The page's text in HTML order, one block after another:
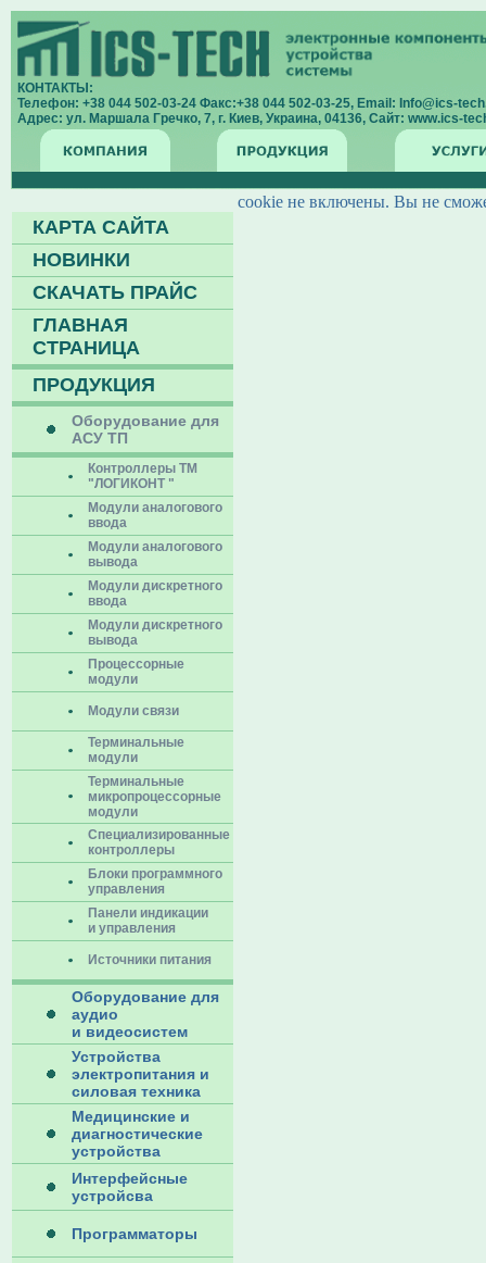
КОНТАКТЫ:
Телефон: +38 044 502-03-24 Факс:+38 044 502-03-25, Email: Info@ics-
Адрес: ул. Маршала Гречко, 7, г. Киев, Украина, 04136, Сайт: www.ics-
КАРТА САЙТА
НОВИНКИ
СКАЧАТЬ ПРАЙС
ГЛАВНАЯ
СТРАНИЦА
ПРОДУКЦИЯ
Оборудование для
АСУ ТП
Контроллеры ТМ
"ЛОГИКОНТ "
Модули аналогового
ввода
Модули аналогового
вывода
Модули дискретного
ввода
Модули дискретного
вывода
Процессорные
модули
Модули связи
Терминальные
модули
Терминальные
микропроцессорные
модули
Специализированные
контроллеры
Блоки программного
управления
Панели индикации
и управления
Источники питания
Оборудование для
аудио
и видеосистем
Устройства
электропитания и
силовая техника
Медицинские и
диагностические
устройства
Интерфейсные
устройсва
Программаторы
cookie не включены. Вы не